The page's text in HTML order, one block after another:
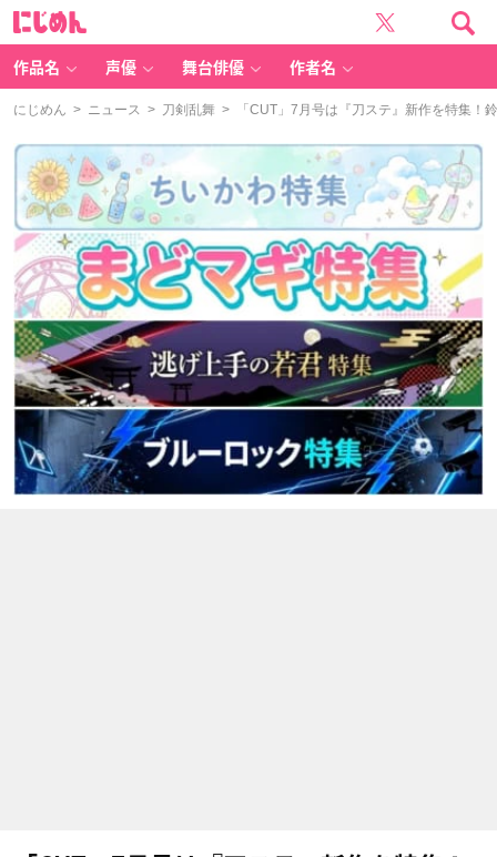
作品名 声優 舞台俳優 作者名
にじめん > ニュース > 刀剣乱舞 > 「CUT」7月号は『刀ステ』新作を特集！